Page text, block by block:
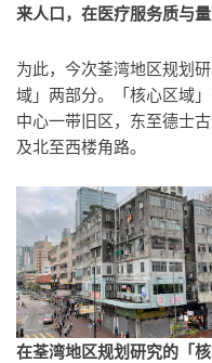
来人口，在医疗服务质与
为此，今次荃湾地区规划
域」两部分。「核心区域
中心一带旧区，东至德士
及北至西楼角路。
在荃湾地区规划研究的「